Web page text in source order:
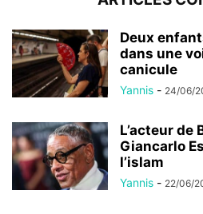
Deux
dans une
canicule
Yannis - 24/06/
L’acteur de
Giancarlo
l’islam
Yannis - 22/06/